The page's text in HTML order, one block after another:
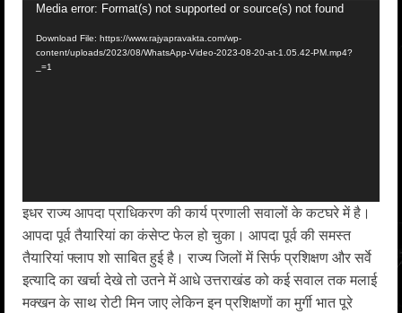
Video
Player
Media error: Format(s) not supported or source(s) not found
Download File: https://www.rajyapravakta.com/wp-
content/uploads/2023/08/WhatsApp-Video-2023-08-20-at-1.05.42-PM.mp4?
_=1
इधर राज्य आपदा प्राधिकरण की कार्य प्रणाली सवालों के कटघरे में है।
आपदा पूर्व तैयारियां का कंसेप्ट फेल हो चुका। आपदा पूर्व की समस्त
तैयारियां फ्लाप शो साबित हुई है। राज्य जिलों में सिर्फ प्रशिक्षण और सर्वे
इत्यादि का खर्चा देखे तो उतने में आधे उत्तराखंड को कई सवाल तक मलाई
मक्खन के साथ रोटी मिन जाए लेकिन इन प्रशिक्षणों का मुर्गी भात पूरे